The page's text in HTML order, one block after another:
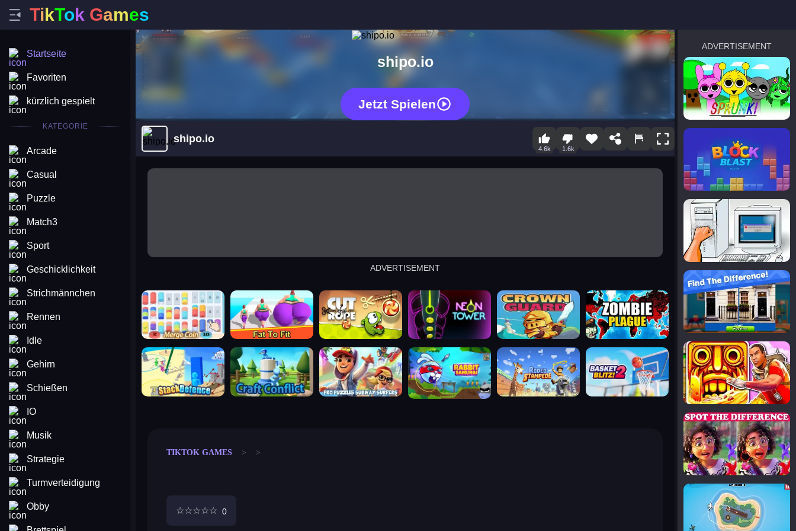
TikTok Games
Startseite
Favoriten
kürzlich gespielt
KATEGORIE
Arcade
Casual
Puzzle
Match3
Sport
Geschicklichkeit
Strichmännchen
Rennen
Idle
Gehirn
Schießen
IO
Musik
Strategie
Turmverteidigung
Obby
shipo.io
Jetzt Spielen
shipo.io
4.6k 1.6k
arena king
ADVERTISEMENT
merge coin fat to fit cut the rope neon tower crown guard zombie plague
stack defence craft conflict subway surfers rabbit samurai rodeo stampede basket blitz
TIKTOK GAMES
☆☆☆☆☆ 0
ADVERTISEMENT
sprunki
Blocky Blast!
smash it
notice the difference
temple run 2
spot the differences
silly sky